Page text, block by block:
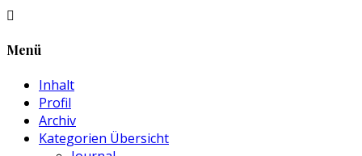
Menü
Inhalt
Profil
Archiv
Kategorien Übersicht